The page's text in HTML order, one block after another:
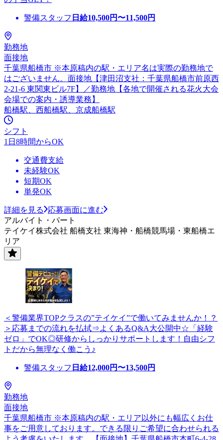
警備スタッフ 日給10,500円〜11,500円
勤務地
面接地
千葉県船橋市 ※本原稿内の駅・エリア名は実際の勤務地で
はございません。面接地【津田沼支社：千葉県船橋市前原西
2-21-6 東関東ビル7F】／勤務地【各地で開催される花火大会
会場での案内・誘導業務】
船橋駅、西船橋駅、京成船橋駅
シフト
1日8時間からOK
交通費支給
未経験OK
短期OK
単発OK
詳細を見る
応募画面に進む
アルバイト・パート
テイケイ株式会社 船橋支社 東海神・船橋競馬場・東船橋エ
リア
＜警備業界TOPクラスの”テイケイ”で働いてみませんか！？
＞応募までの流れを払拭⇒よくあるQ&A大公開中☆「経験
ゼロ」でOK◎研修からしっかりサポートします！自由シフ
トだから無理なく働こう♪
警備スタッフ 日給12,000円〜13,500円
勤務地
面接地
千葉県船橋市 ※本原稿内の駅・エリア以外にも幅広くお仕
事をご用意しております。できる限りご希望に合わせられる